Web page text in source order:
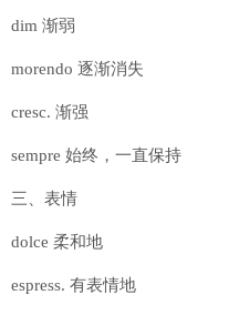
dim 渐弱
morendo 逐渐消失
cresc. 渐强
sempre 始终，一直保持
三、表情
dolce 柔和地
espress. 有表情地